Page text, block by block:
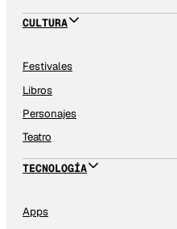
CULTURA
Festivales
Libros
Personajes
Teatro
TECNOLOGÍA
Apps